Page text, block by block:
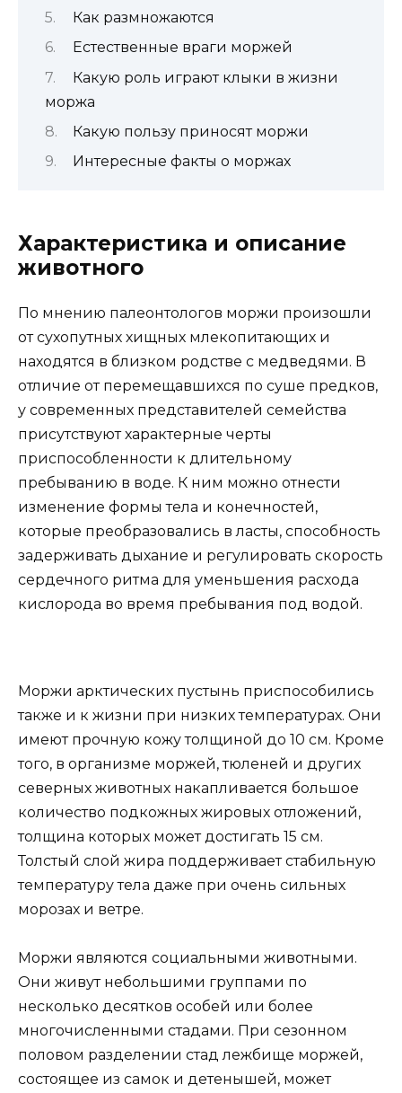
Как размножаются
Естественные враги моржей
Какую роль играют клыки в жизни
моржа
Какую пользу приносят моржи
Интересные факты о моржах
Характеристика и описание
животного
По мнению палеонтологов моржи произошли
от сухопутных хищных млекопитающих и
находятся в близком родстве с медведями. В
отличие от перемещавшихся по суше предков,
у современных представителей семейства
присутствуют характерные черты
приспособленности к длительному
пребыванию в воде. К ним можно отнести
изменение формы тела и конечностей,
которые преобразовались в ласты, способность
задерживать дыхание и регулировать скорость
сердечного ритма для уменьшения расхода
кислорода во время пребывания под водой.
Моржи арктических пустынь приспособились
также и к жизни при низких температурах. Они
имеют прочную кожу толщиной до 10 см. Кроме
того, в организме моржей, тюленей и других
северных животных накапливается большое
количество подкожных жировых отложений,
толщина которых может достигать 15 см.
Толстый слой жира поддерживает стабильную
температуру тела даже при очень сильных
морозах и ветре.
Моржи являются социальными животными.
Они живут небольшими группами по
несколько десятков особей или более
многочисленными стадами. При сезонном
половом разделении стад лежбище моржей,
состоящее из самок и детенышей, может